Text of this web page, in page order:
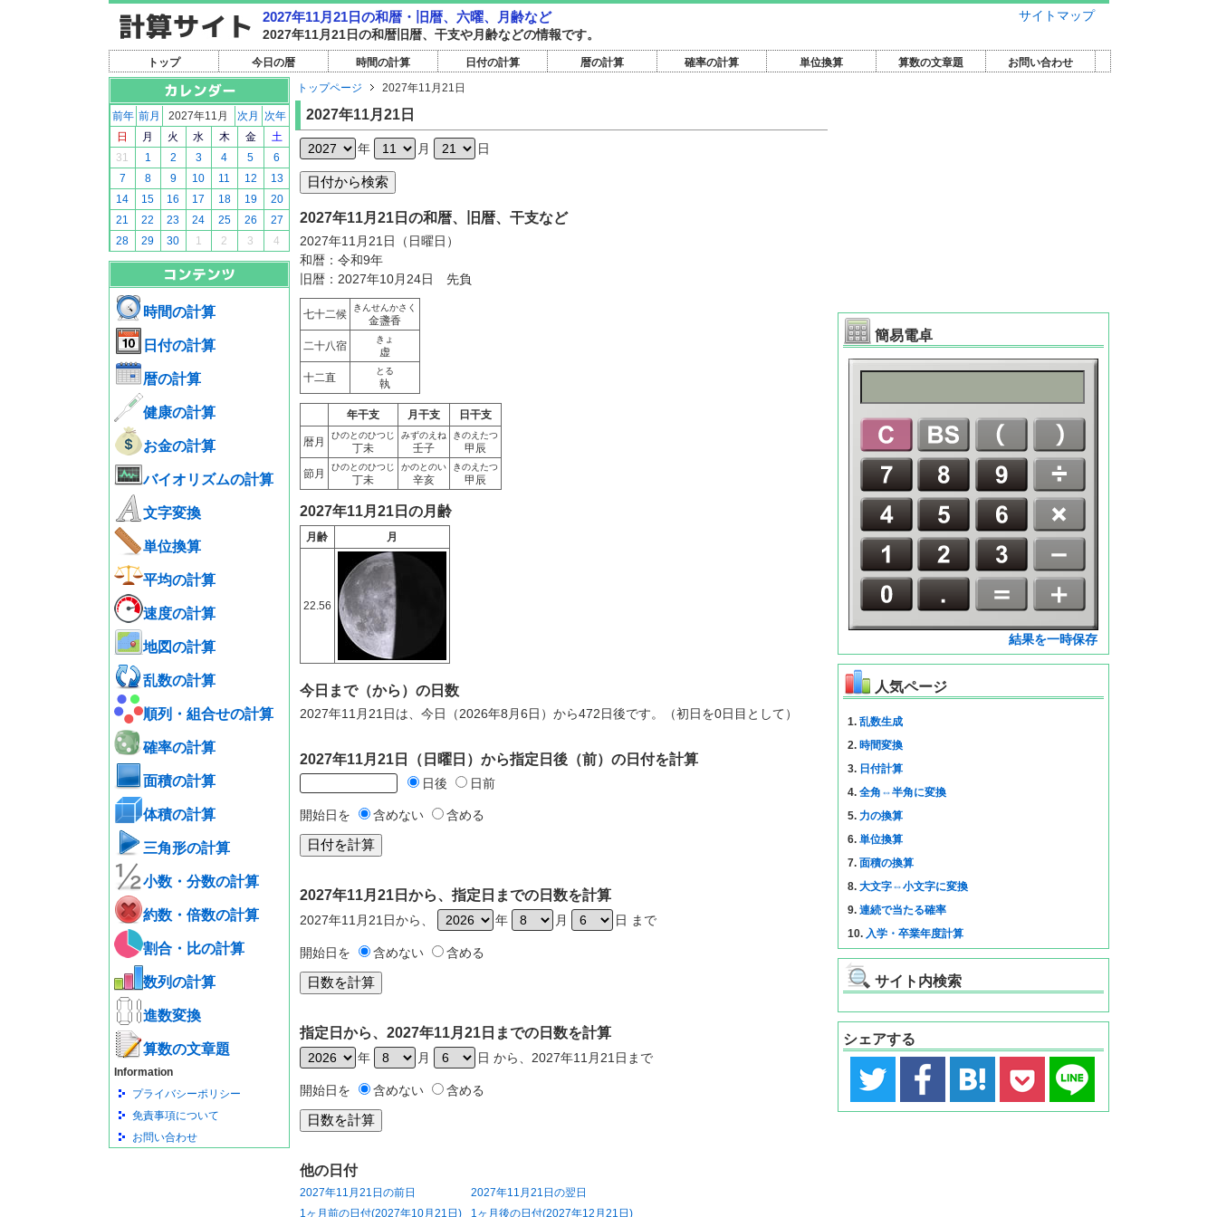
サイトマップ
2027年11月21日の和暦・旧暦、六曜、月齢など
2027年11月21日の和暦旧暦、干支や月齢などの情報です。
トップ 今日の暦 時間の計算 日付の計算 暦の計算 確率の計算 単位換算 算数の文章題 お問い合わせ
前年 前月 2027年11月 次月
次年
日
月 火 水 木 金
土
31
1 2 3 4 5
6
7
8 9 10 11 12
13
14
15 16 17 18 19
20
21
22 23 24 25 26
27
28
29 30 1 2 3 4
時間の計算
日付の計算
暦の計算
健康の計算
お金の計算
バイオリズムの計算
文字変換
単位換算
平均の計算
速度の計算
地図の計算
乱数の計算
順列・組合せの計算
確率の計算
面積の計算
体積の計算
三角形の計算
小数・分数の計算
約数・倍数の計算
割合・比の計算
数列の計算
進数変換
算数の文章題
Information
プライバシーポリシー
免責事項について
お問い合わせ
トップページ 2027年11月21日
2027年11月21日
年 月 日
2027年11月21日の和暦、旧暦、干支など
2027年11月21日（日曜日）
和暦：令和9年
旧暦：2027年10月24日 先負
七十二候
きんせんかさく
金盞香
二十八宿
きょ
虚
十二直
とる
執
年干支 月干支 日干支
暦月
ひのとのひつじ
丁未
みずのえね
壬子
きのえたつ
甲辰
節月
ひのとのひつじ
丁未
かのとのい
辛亥
きのえたつ
甲辰
2027年11月21日の月齢
月齢 月
22.56
今日まで（から）の日数
2027年11月21日は、今日（2026年8月6日）から472日後です。（初日を0日目として）
2027年11月21日（日曜日）から指定日後（前）の日付を計算
日後 日前
開始日を 含めない 含める
2027年11月21日から、指定日までの日数を計算
2027年11月21日から、 年 月 日 まで
開始日を 含めない 含める
指定日から、2027年11月21日までの日数を計算
年 月 日 から、2027年11月21日まで
開始日を 含めない 含める
他の日付
2027年11月21日の前日
2027年11月21日の翌日
1ヶ月前の日付(2027年10月21日)
1ヶ月後の日付(2027年12月21日)
簡易電卓
結果を一時保存
人気ページ
1. 乱数生成
2. 時間変換
3. 日付計算
4. 全角⇔半角に変換
5. 力の換算
6. 単位換算
7. 面積の換算
8. 大文字⇔小文字に変換
9. 連続で当たる確率
10. 入学・卒業年度計算
サイト内検索
シェアする